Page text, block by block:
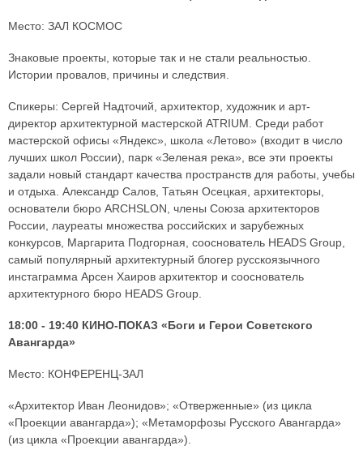
Место: ЗАЛ КОСМОС
Знаковые проекты, которые так и не стали реальностью.
Истории провалов, причины и следствия.
Спикеры: Сергей Надточий, архитектор, художник и арт-
директор архитектурной мастерской ATRIUM. Среди работ
мастерской офисы «Яндекс», школа «Летово» (входит в число
лучших школ России), парк «Зеленая река», все эти проекты
задали новый стандарт качества пространств для работы, учебы
и отдыха. Александр Салов, Татьян Осецкая, архитекторы,
основатели бюро ARCHSLON, члены Союза архитекторов
России, лауреаты множества российских и зарубежных
конкурсов, Маргарита Подгорная, сооснователь HEADS Group,
самый популярный архитектурный блогер русскоязычного
инстаграмма Арсен Хаиров архитектор и сооснователь
архитектурного бюро HEADS Group.
18:00 - 19:40 КИНО-ПОКАЗ «Боги и Герои Советского
Авангарда»
Место: КОНФЕРЕНЦ-ЗАЛ
«Архитектор Иван Леонидов»; «Отверженные» (из цикла
«Проекции авангарда»); «Метаморфозы Русского Авангарда»
(из цикла «Проекции авангарда»).